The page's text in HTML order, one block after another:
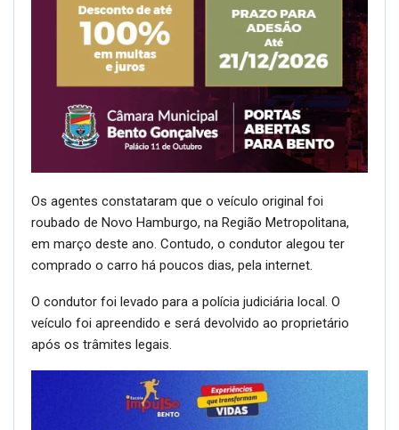
Os agentes constataram que o veículo original foi
roubado de Novo Hamburgo, na Região Metropolitana,
em março deste ano. Contudo, o condutor alegou ter
comprado o carro há poucos dias, pela internet.
O condutor foi levado para a polícia judiciária local. O
veículo foi apreendido e será devolvido ao proprietário
após os trâmites legais.